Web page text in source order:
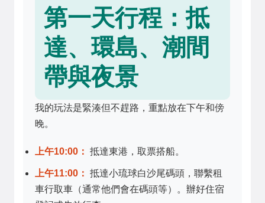
第一天行程：抵
達、環島、潮間
帶與夜景
我的玩法是緊湊但不趕路，重點放在下午和傍
晚。
上午10:00： 抵達東港，取票搭船。
上午11:00： 抵達小琉球白沙尾碼頭，聯繫租
車行取車（通常他們會在碼頭等）。辦好住宿